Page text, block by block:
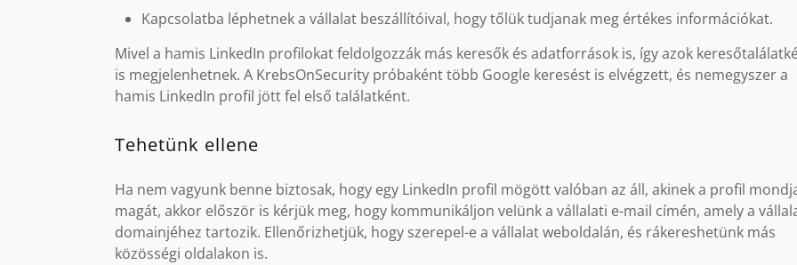
Kapcsolatba léphetnek a vállalat beszállítóival, hogy tőlük tudjanak meg értékes információkat.
Mivel a hamis LinkedIn profilokat feldolgozzák más keresők és adatforrások is, így azok
is megjelenhetnek. A KrebsOnSecurity próbaként több Google keresést is elvégzett, és nemegyszer a
hamis LinkedIn profil jött fel első találatként.
Tehetünk ellene
Ha nem vagyunk benne biztosak, hogy egy LinkedIn profil mögött valóban az áll, akinek a profil
magát, akkor először is kérjük meg, hogy kommunikáljon velünk a vállalati e-mail címén, amely a
domainjéhez tartozik. Ellenőrizhetjük, hogy szerepel-e a vállalat weboldalán, és rákereshetünk más
közösségi oldalakon is.